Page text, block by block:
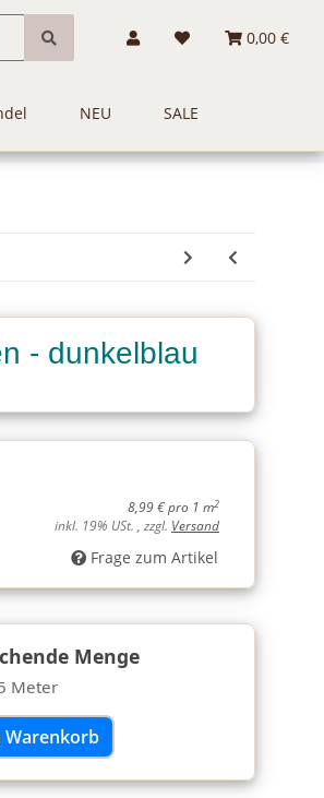
0,00 €
NEU SALE
- dunkelblau
8,99 € pro 1 m2
inkl. 19% USt. , zzgl. Versand
Frage zum Artikel
Menge
Meter
Warenkorb